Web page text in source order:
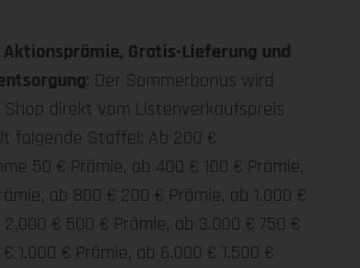
Aktionsprämie, Gratis-Lieferung und
: Der Sommerbonus wird
direkt vom Listenverkaufspreis
folgende Staffel: Ab 200 €
50 € Prämie, ab 400 € 100 € Prämie,
ab 800 € 200 € Prämie, ab 1.000 €
€ 500 € Prämie, ab 3.000 € 750 €
1.000 € Prämie, ab 6.000 € 1.500 €